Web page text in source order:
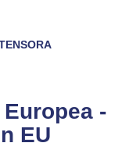
-
EU